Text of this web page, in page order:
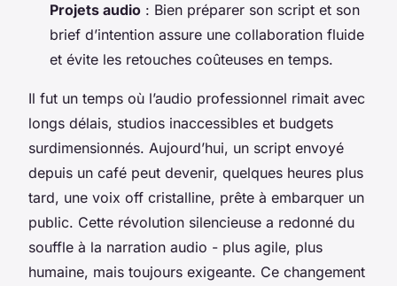
Projets audio : Bien préparer son script et son
brief d’intention assure une collaboration fluide
et évite les retouches coûteuses en temps.
Il fut un temps où l’audio professionnel rimait avec
longs délais, studios inaccessibles et budgets
surdimensionnés. Aujourd’hui, un script envoyé
depuis un café peut devenir, quelques heures plus
tard, une voix off cristalline, prête à embarquer un
public. Cette révolution silencieuse a redonné du
souffle à la narration audio - plus agile, plus
humaine, mais toujours exigeante. Ce changement